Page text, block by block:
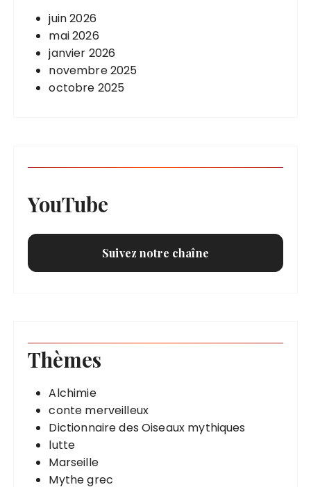
juin 2026
mai 2026
janvier 2026
novembre 2025
octobre 2025
YouTube
Suivez notre chaîne
Thèmes
Alchimie
conte merveilleux
Dictionnaire des Oiseaux mythiques
lutte
Marseille
Mythe grec